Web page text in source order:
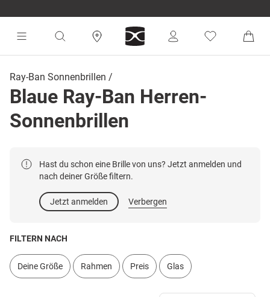
Ray-Ban Sonnenbrillen
Blaue Ray-Ban Herren-
Sonnenbrillen
Hast du schon eine Brille von uns? Jetzt anmelden und
nach deiner Größe filtern.
Jetzt anmelden Verbergen
FILTERN NACH
Deine Größe Rahmen Preis Glas